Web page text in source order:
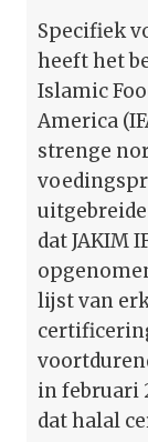
Specifiek
heeft het
Islamic
America
strenge
dat JAKIM
lijst van
in februari
dat halal